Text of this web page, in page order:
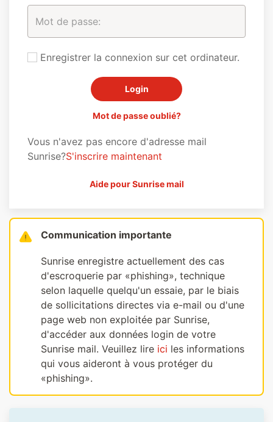
Enregistrer la connexion sur cet ordinateur.
Mot de passe oublié?
Vous n'avez pas encore d'adresse mail
Sunrise?S'inscrire maintenant
Aide pour Sunrise mail
Communication importante
Sunrise enregistre actuellement des cas
d'escroquerie par «phishing», technique
selon laquelle quelqu'un essaie, par le biais
de sollicitations directes via e-mail ou d'une
page web non exploitée par Sunrise,
d'accéder aux données login de votre
Sunrise mail. Veuillez lire ici les informations
qui vous aideront à vous protéger du
«phishing».